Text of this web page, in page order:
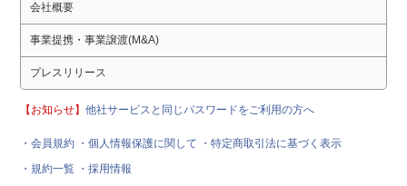
会社概要
事業提携・事業譲渡(M&A)
プレスリリース
【お知らせ】他社サービスと同じパスワードをご利用の方へ
・会員規約 ・個人情報保護に関して
・特定商取引法に基づく表示
・規約一覧 ・採用情報